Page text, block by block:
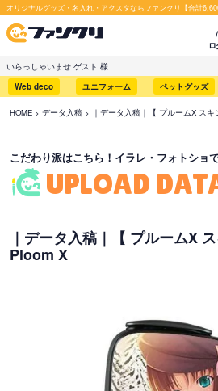
オリジナルグッズ・名入れ・アクスタならファンクリ【合計
ロ
いらっしゃいませ ゲスト 様
Web deco
ユニフォーム ペットグッズ
HOME データ入稿 ｜データ入稿｜【 プルームX ス
こだわり派はこちら！イラレ・フォトショ
UPLOAD
｜データ入稿｜【 プルームX
Ploom X